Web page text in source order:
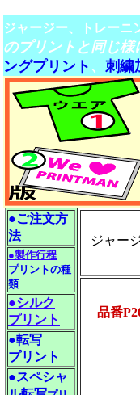
ジャージー、トレーニ
のプリントと同じ様
ングプリント 、 刺繍
●ご注文方
法
●製作行程
プリントの種
類
●シルク
プリント
●転写
プリント
●スペシャ
ジャー
品番